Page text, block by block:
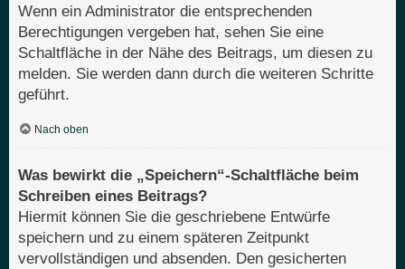
Wenn ein Administrator die entsprechenden
Berechtigungen vergeben hat, sehen Sie eine
Schaltfläche in der Nähe des Beitrags, um diesen zu
melden. Sie werden dann durch die weiteren Schritte
geführt.
Nach oben
Was bewirkt die „Speichern“-Schaltfläche beim
Schreiben eines Beitrags?
Hiermit können Sie die geschriebene Entwürfe
speichern und zu einem späteren Zeitpunkt
vervollständigen und absenden. Den gesicherten